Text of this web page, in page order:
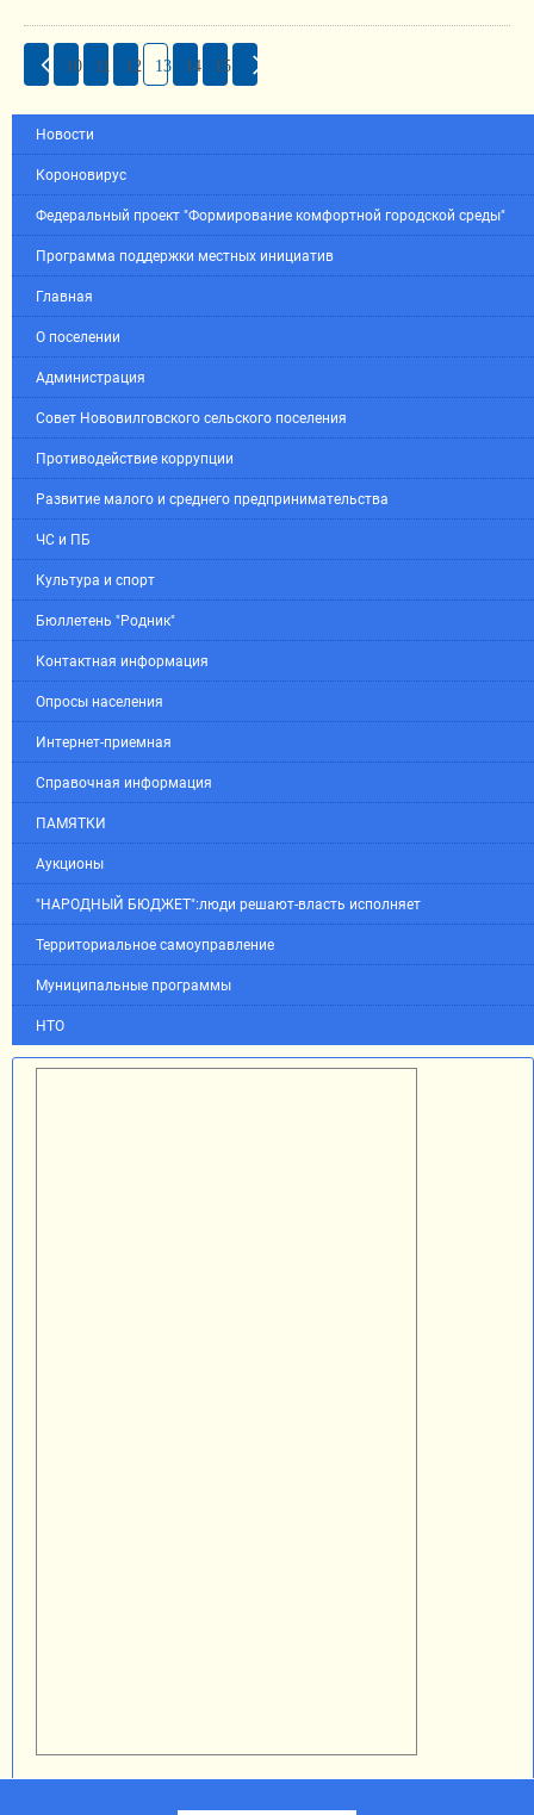
10 11 12 13 14 15
Новости
Короновирус
Федеральный проект "Формирование комфортной городской среды"
Программа поддержки местных инициатив
Главная
О поселении
Администрация
Совет Нововилговского сельского поселения
Противодействие коррупции
Развитие малого и среднего предпринимательства
ЧС и ПБ
Культура и спорт
Бюллетень "Родник"
Контактная информация
Опросы населения
Интернет-приемная
Справочная информация
ПАМЯТКИ
Аукционы
"НАРОДНЫЙ БЮДЖЕТ":люди решают-власть исполняет
Территориальное самоуправление
Муниципальные программы
НТО